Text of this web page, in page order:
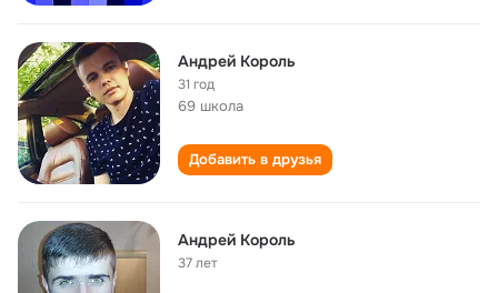
Андрей Король
31 год
69 школа
Добавить в друзья
Андрей Король
37 лет